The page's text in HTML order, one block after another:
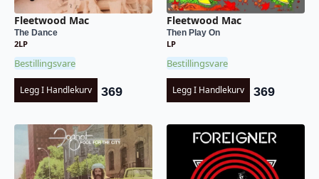
Fleetwood Mac
The Dance
2LP
Bestillingsvare
Legg I Handlekurv 369
Fleetwood Mac
Then Play On
LP
Bestillingsvare
Legg I Handlekurv 369